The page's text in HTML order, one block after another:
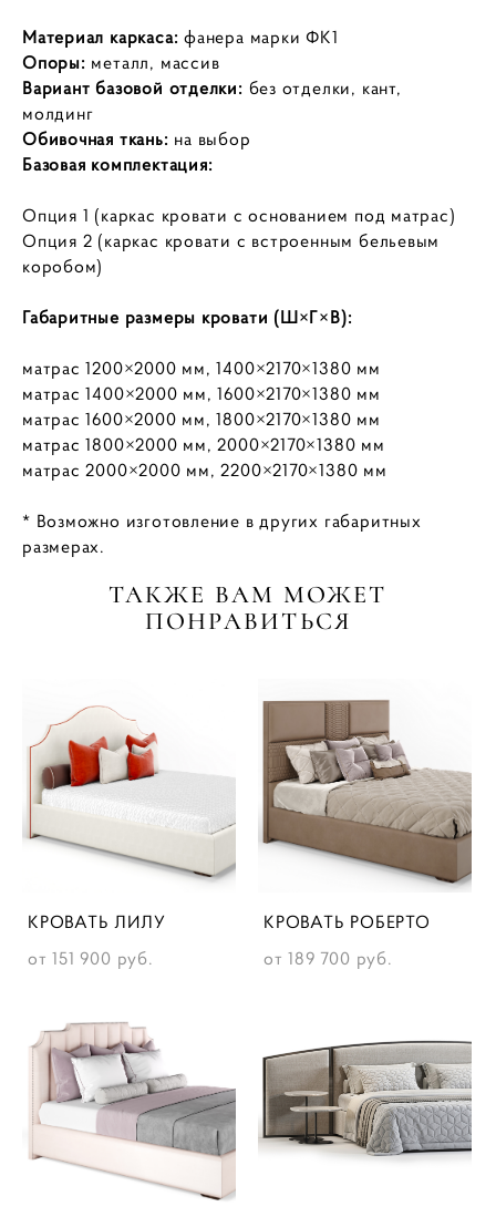
Материал каркаса: фанера марки ФК1
Опоры: металл, массив
Вариант базовой отделки: без отделки, кант,
молдинг
Обивочная ткань: на выбор
Базовая комплектация:
Опция 1 (каркас кровати с основанием под матрас)
Опция 2 (каркас кровати с встроенным бельевым
коробом)
Габаритные размеры кровати (Ш×Г×В):
матрас 1200×2000 мм, 1400×2170×1380 мм
матрас 1400×2000 мм, 1600×2170×1380 мм
матрас 1600×2000 мм, 1800×2170×1380 мм
матрас 1800×2000 мм, 2000×2170×1380 мм
матрас 2000×2000 мм, 2200×2170×1380 мм
* Возможно изготовление в других габаритных
размерах.
ТАКЖЕ ВАМ МОЖЕТ
ПОНРАВИТЬСЯ
КРОВАТЬ ЛИЛУ
от 151 900 pуб.
КРОВАТЬ РОБЕРТО
от 189 700 pуб.